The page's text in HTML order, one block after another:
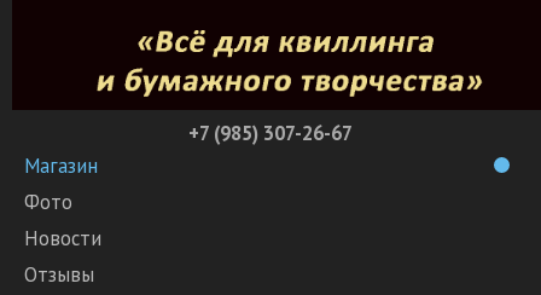
+7 (985) 307-26-67
Магазин
Фото
Новости
Отзывы